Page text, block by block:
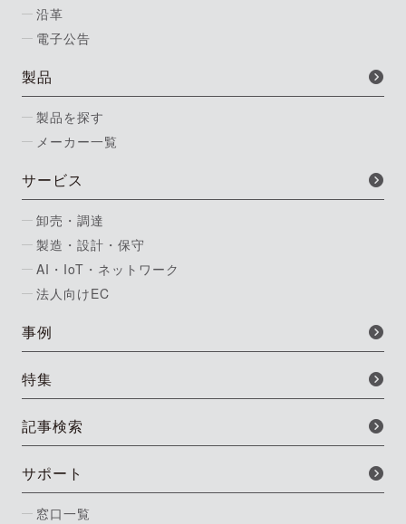
沿革
電子公告
製品
製品を探す
メーカー一覧
サービス
卸売・調達
製造・設計・保守
AI・IoT・ネットワーク
法人向けEC
事例
特集
記事検索
サポート
窓口一覧